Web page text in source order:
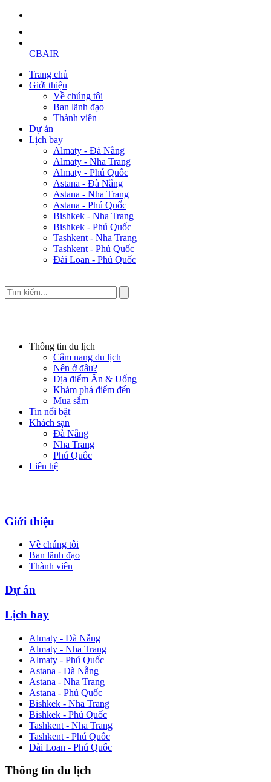
CBAIR
Trang chủ
Giới thiệu
Về chúng tôi
Ban lãnh đạo
Thành viên
Dự án
Lịch bay
Almaty - Đà Nẵng
Almaty - Nha Trang
Almaty - Phú Quốc
Astana - Đà Nẵng
Astana - Nha Trang
Astana - Phú Quốc
Bishkek - Nha Trang
Bishkek - Phú Quốc
Tashkent - Nha Trang
Tashkent - Phú Quốc
Đài Loan - Phú Quốc
Thông tin du lịch
Cẩm nang du lịch
Nên ở đâu?
Địa điểm Ăn & Uống
Khám phá điểm đến
Mua sắm
Tin nổi bật
Khách sạn
Đà Nẵng
Nha Trang
Phú Quốc
Liên hệ
Giới thiệu
Về chúng tôi
Ban lãnh đạo
Thành viên
Dự án
Lịch bay
Almaty - Đà Nẵng
Almaty - Nha Trang
Almaty - Phú Quốc
Astana - Đà Nẵng
Astana - Nha Trang
Astana - Phú Quốc
Bishkek - Nha Trang
Bishkek - Phú Quốc
Tashkent - Nha Trang
Tashkent - Phú Quốc
Đài Loan - Phú Quốc
Thông tin du lịch